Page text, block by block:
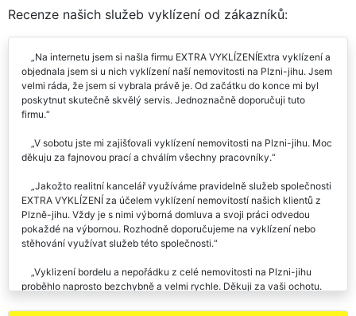
Recenze našich služeb vyklízení od zákazníků:
Na internetu jsem si našla firmu EXTRA VYKLÍZENÍExtra vyklízení a
objednala jsem si u nich vyklízení naší nemovitosti na Plzni-jihu. Jsem
velmi ráda, že jsem si vybrala právě je. Od začátku do konce mi byl
poskytnut skutečně skvělý servis. Jednoznačně doporučuji tuto
firmu.
V sobotu jste mi zajišťovali vyklízení nemovitosti na Plzni-jihu. Moc
děkuju za fajnovou prací a chválím všechny pracovníky.
Jakožto realitní kancelář využíváme pravidelně služeb společnosti
EXTRA VYKLÍZENÍ za účelem vyklízení nemovitostí našich klientů z
Plzně-jihu. Vždy je s nimi výborná domluva a svoji práci odvedou
pokaždé na výbornou. Rozhodně doporučujeme na vyklízení nebo
stěhování využívat služeb této společnosti.
Vyklizení bordelu a nepořádku z celé nemovitosti na Plzni-jihu
proběhlo naprosto bezchybně a velmi rychle. Děkuji za vaši ochotu.